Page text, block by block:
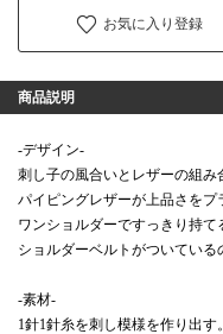
お気に入り登録
商品説明
‐デザイン‐
刺し子の風合いとレザーの組み
パイピングレザーが上品さをプ
ワンショルダーですっきり持て
ショルダーベルトがついている
‐素材‐
1針1針糸を刺し模様を作り出す